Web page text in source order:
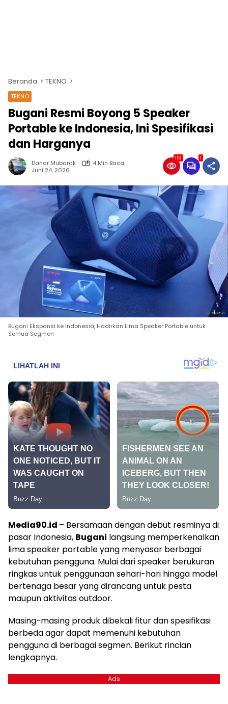
Beranda TEKNO
TEKNO
Bugani Resmi Boyong 5 Speaker
Portable ke Indonesia, Ini Spesifikasi
dan Harganya
Danar Mubarak
4 Min Baca
Juni 24, 2026
119 1
Bugani Ekspansi ke Indonesia, Hadirkan Lima Speaker Portable untuk
Semua Segmen
Media90.id – Bersamaan dengan debut resminya di
pasar Indonesia, Bugani langsung memperkenalkan
lima speaker portable yang menyasar berbagai
kebutuhan pengguna. Mulai dari speaker berukuran
ringkas untuk penggunaan sehari-hari hingga model
bertenaga besar yang dirancang untuk pesta
maupun aktivitas outdoor.
Masing-masing produk dibekali fitur dan spesifikasi
berbeda agar dapat memenuhi kebutuhan
pengguna di berbagai segmen. Berikut rincian
lengkapnya.
Ads